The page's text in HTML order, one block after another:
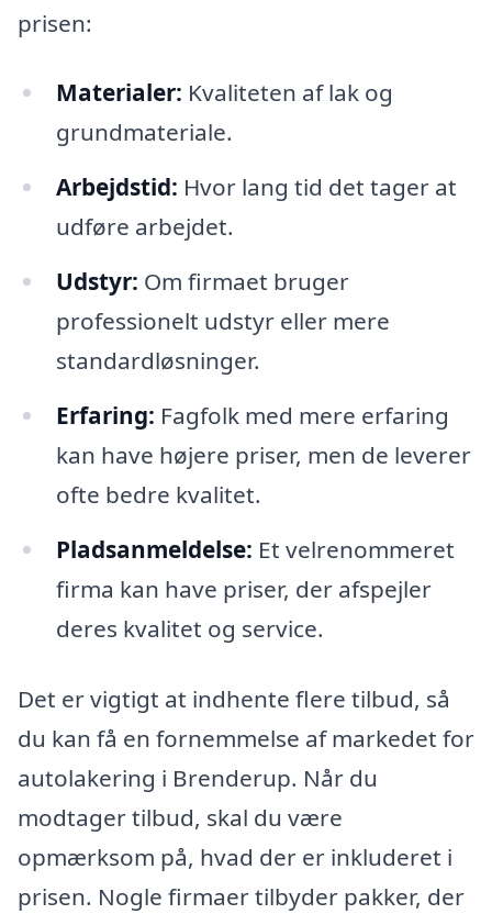
prisen:
Materialer: Kvaliteten af lak og
grundmateriale.
Arbejdstid: Hvor lang tid det tager at
udføre arbejdet.
Udstyr: Om firmaet bruger
professionelt udstyr eller mere
standardløsninger.
Erfaring: Fagfolk med mere erfaring
kan have højere priser, men de leverer
ofte bedre kvalitet.
Pladsanmeldelse: Et velrenommeret
firma kan have priser, der afspejler
deres kvalitet og service.
Det er vigtigt at indhente flere tilbud, så
du kan få en fornemmelse af markedet for
autolakering i Brenderup. Når du
modtager tilbud, skal du være
opmærksom på, hvad der er inkluderet i
prisen. Nogle firmaer tilbyder pakker, der